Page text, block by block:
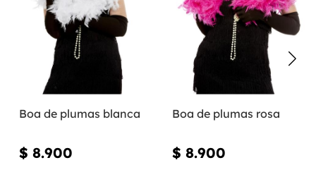
Boa de plumas blanca
$ 8.900
Boa de plumas rosa
$ 8.900